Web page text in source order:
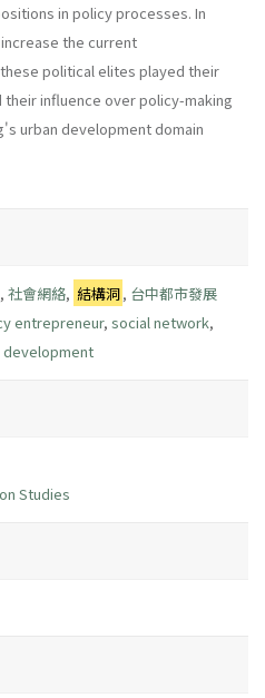
in policy processes. In
the current
political elites played their
influence over policy-making
urban development domain
, 社會網絡, 結構洞, 台中都市發展
entrepreneur, social network,
development
Studies